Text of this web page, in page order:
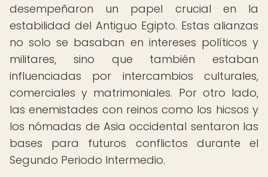
desempeñaron un papel crucial en la
estabilidad del Antiguo Egipto. Estas alianzas
no solo se basaban en intereses políticos y
militares, sino que también estaban
influenciadas por intercambios culturales,
comerciales y matrimoniales. Por otro lado,
las enemistades con reinos como los hicsos y
los nómadas de Asia occidental sentaron las
bases para futuros conflictos durante el
Segundo Periodo Intermedio.